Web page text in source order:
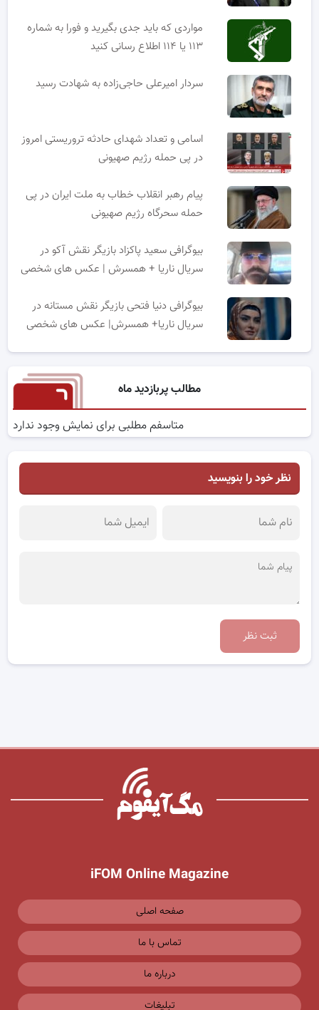
مواردی که باید جدی بگیرید و فورا به شماره
۱۱۳ یا ۱۱۴ اطلاع رسانی کنید
سردار امیرعلی حاجی‌زاده به شهادت رسید
اسامی و تعداد شهدای حادثه تروریستی امروز
در پی حمله رژیم صهیونی
پیام رهبر انقلاب خطاب به ملت ایران در پی
حمله سحرگاه رژیم صهیونی
بیوگرافی سعید پاکزاد بازیگر نقش آکو در
سریال ناریا + همسرش | عکس های شخصی
بیوگرافی دنیا فتحی بازیگر نقش مستانه در
سریال ناریا+ همسرش| عکس های شخصی
مطالب پربازدید ماه
متاسفم مطلبی برای نمایش وجود ندارد
نظر خود را بنویسید
ثبت نظر
iFOM Online Magazine
صفحه اصلی
تماس با ما
درباره ما
تبلیغات